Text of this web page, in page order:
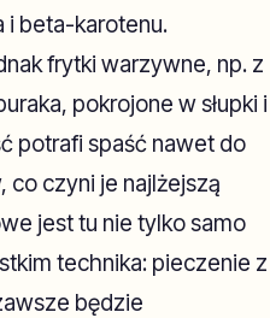
i beta-karotenu.
frytki warzywne, np. z
pokrojone w słupki i
potrafi spaść nawet do
co czyni je najlżejszą
jest tu nie tylko samo
technika: pieczenie z
będzie